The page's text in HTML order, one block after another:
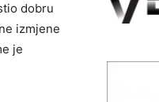
dobru
izmjene
je